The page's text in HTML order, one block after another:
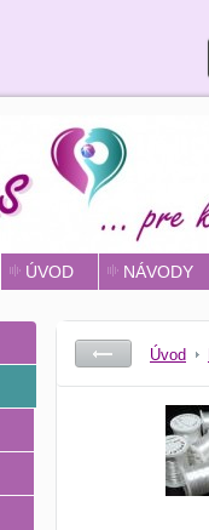
ÚVOD NÁVODY
Úvod